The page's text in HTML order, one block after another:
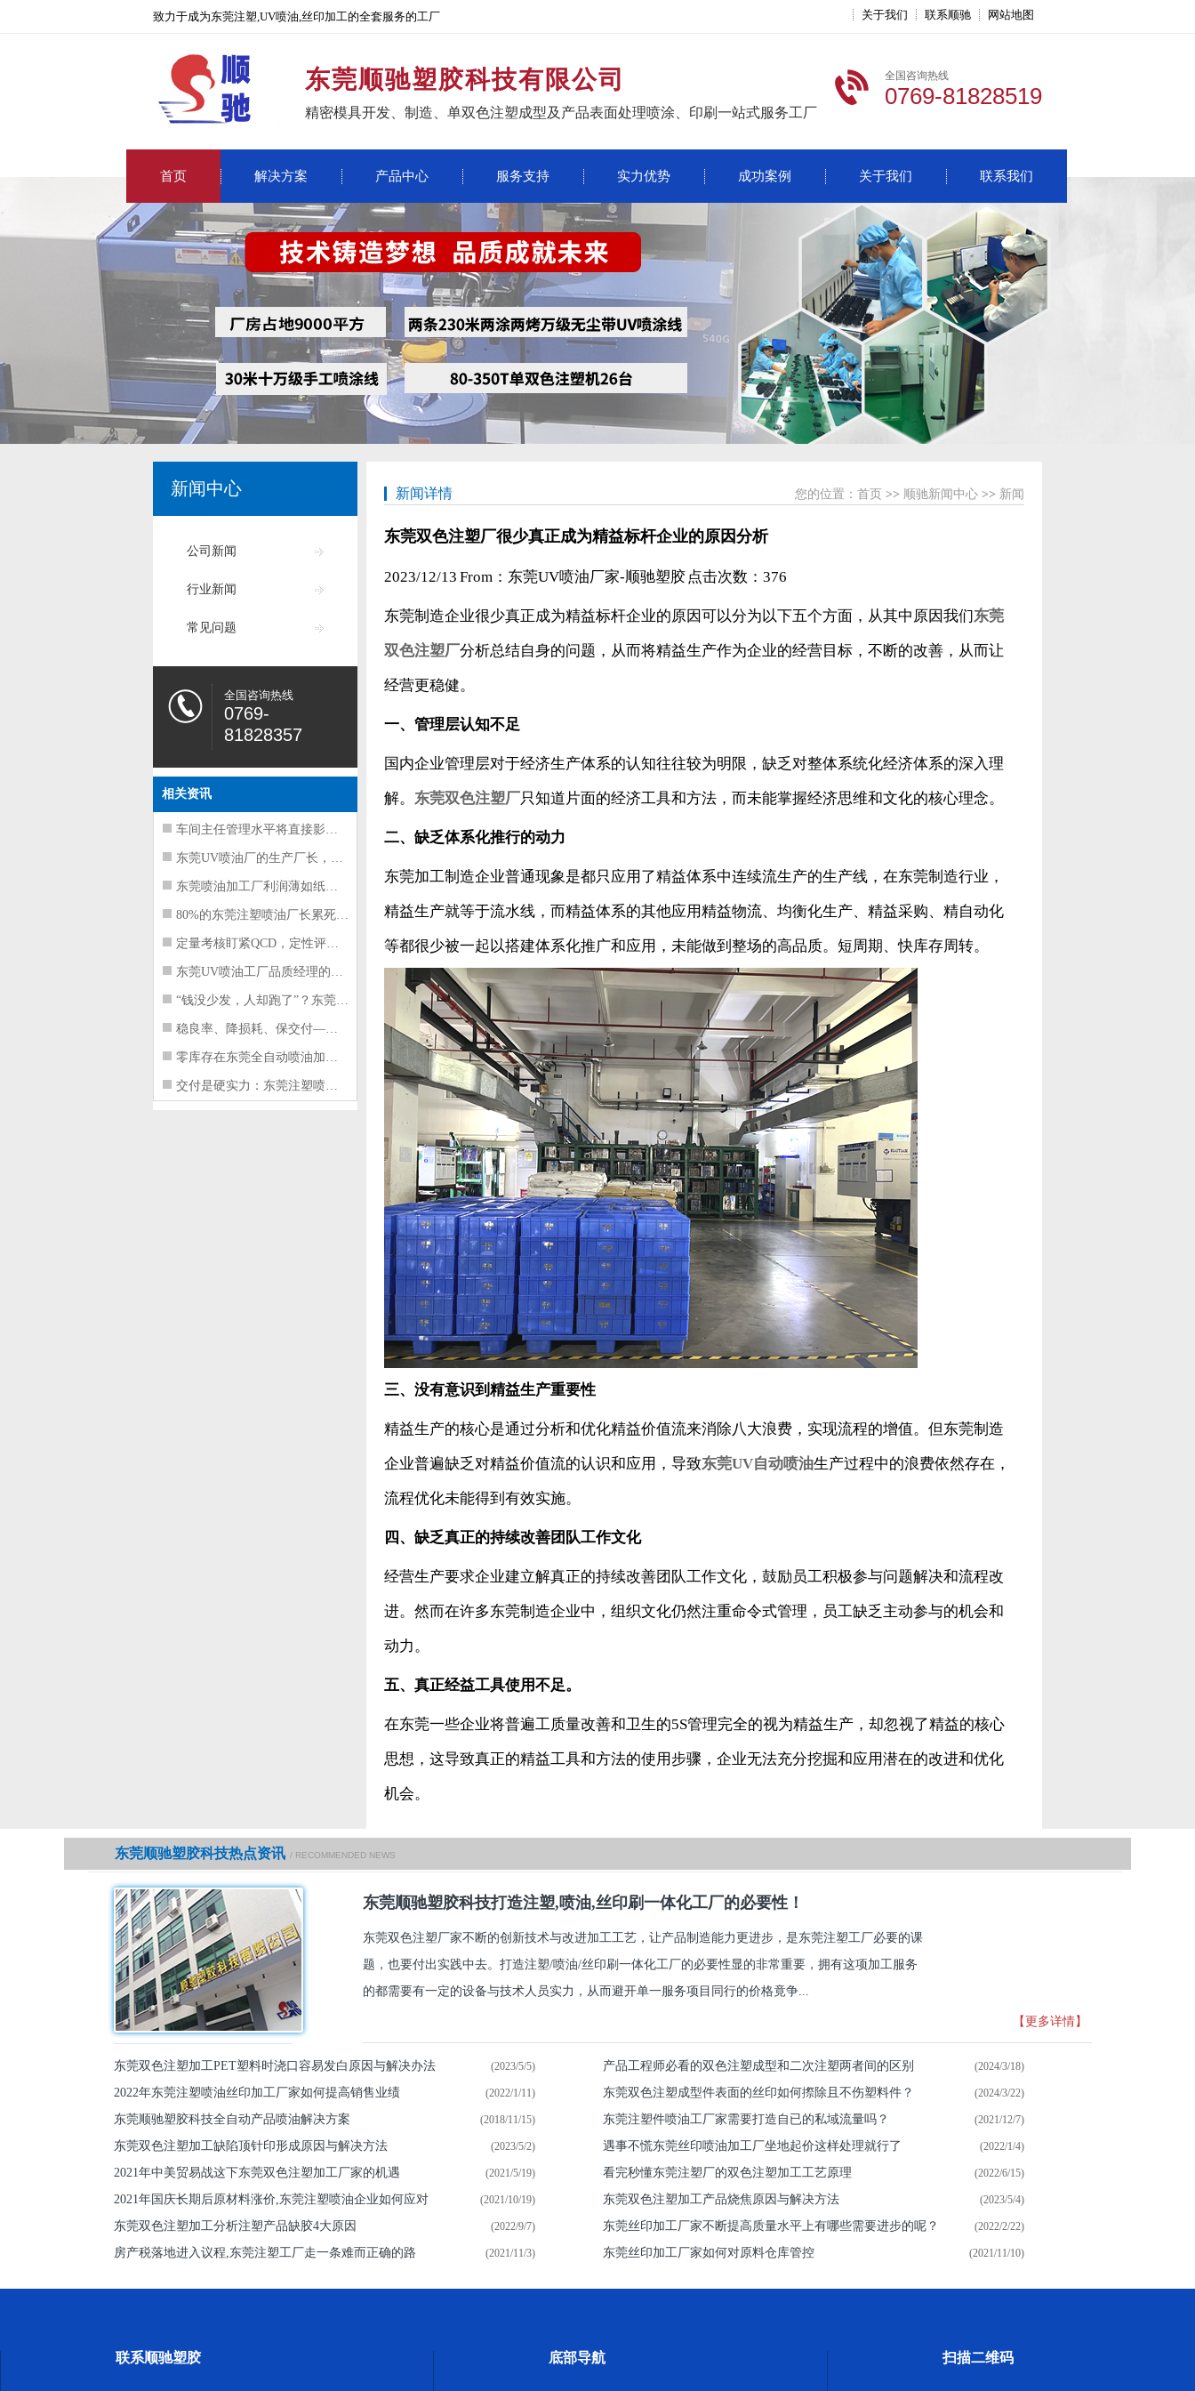
致力于成为东莞注塑,UV喷油,丝印加工的全套服务的工厂 关于我们 联系顺驰 网站地图
东莞顺驰塑胶科技有限公司
精密模具开发、制造、单双色注塑成型及产品表面处理喷涂、印刷一站式服务工厂
全国咨询热线
0769-81828519
首页 解决方案 产品中心 服务支持 实力优势 成功案例 关于我们 联系我们
新闻中心
公司新闻
行业新闻
常见问题
全国咨询热线
0769-
81828357
相关资讯
车间主任管理水平将直接影响东莞注塑件
东莞UV喷油厂的生产厂长，到底在给工
东莞喷油加工厂利润薄如纸？这四项基本
80%的东莞注塑喷油厂长累死累活，利
定量考核盯紧QCD，定性评价看好配合
东莞UV喷油工厂品质经理的四项核心管
“钱没少发，人却跑了”？东莞注塑喷油
稳良率、降损耗、保交付——东莞这家U
零库存在东莞全自动喷油加工厂不可行的
交付是硬实力：东莞注塑喷油厂如何用齐
新闻详情 您的位置： 首页 >> 顺驰新闻中心 >> 新闻
东莞双色注塑厂很少真正成为精益标杆企业的原因分析
2023/12/13 From：东莞UV喷油厂家-顺驰塑胶 点击次数： 376
东莞制造企业很少真正成为精益标杆企业的原因可以分为以下五个方面，从其中原因我们东莞
双色注塑厂分析总结自身的问题，从而将精益生产作为企业的经营目标，不断的改善，从而让
经营更稳健。
一、管理层认知不足
国内企业管理层对于经济生产体系的认知往往较为明限，缺乏对整体系统化经济体系的深入理
解。 东莞双色注塑厂只知道片面的经济工具和方法，而未能掌握经济思维和文化的核心理念。
二、缺乏体系化推行的动力
东莞加工制造企业普通现象是都只应用了精益体系中连续流生产的生产线，在东莞制造行业，
精益生产就等于流水线，而精益体系的其他应用精益物流、均衡化生产、精益采购、精自动化
等都很少被一起以搭建体系化推广和应用，未能做到整场的高品质。短周期、快库存周转。
三、没有意识到精益生产重要性
精益生产的核心是通过分析和优化精益价值流来消除八大浪费，实现流程的增值。但东莞制造
企业普遍缺乏对精益价值流的认识和应用，导致东莞UV自动喷油生产过程中的浪费依然存在，
流程优化未能得到有效实施。
四、缺乏真正的持续改善团队工作文化
经营生产要求企业建立解真正的持续改善团队工作文化，鼓励员工积极参与问题解决和流程改
进。然而在许多东莞制造企业中，组织文化仍然注重命令式管理，员工缺乏主动参与的机会和
动力。
五、真正经益工具使用不足。
在东莞一些企业将普遍工质量改善和卫生的5S管理完全的视为精益生产，却忽视了精益的核心
思想，这导致真正的精益工具和方法的使用步骤，企业无法充分挖掘和应用潜在的改进和优化
机会。
东莞顺驰塑胶科技热点资讯 / RECOMMENDED NEWS
东莞顺驰塑胶科技打造注塑,喷油,丝印刷一体化工厂的必要性！
东莞双色注塑厂家不断的创新技术与改进加工工艺，让产品制造能力更进步，是东莞注塑工厂必要的课
题，也要付出实践中去。打造注塑/喷油/丝印刷一体化工厂的必要性显的非常重要，拥有这项加工服务
的都需要有一定的设备与技术人员实力，从而避开单一服务项目同行的价格竟争...
【更多详情】
(2023/5/5)
东莞双色注塑加工PET塑料时浇口容易发白原因与解决办法 (2024/3/18)
产品工程师必看的双色注塑成型和二次注塑两者间的区别
(2022/1/11)
2022年东莞注塑喷油丝印加工厂家如何提高销售业绩 (2024/3/22)
东莞双色注塑成型件表面的丝印如何摖除且不伤塑料件？
(2018/11/15)
东莞顺驰塑胶科技全自动产品喷油解决方案 (2021/12/7)
东莞注塑件喷油​工厂家需要打造自已的私域流量吗？
(2023/5/2)
东莞双色注塑加工缺陷顶针印形成原因与解决方法 (2022/1/4)
遇事不慌东莞丝印喷油加工厂坐地起价这样处理就行了
(2021/5/19)
2021年中美贸易战这下东莞双色注塑加工厂家的机遇 (2022/6/15)
看完秒懂东莞注塑厂的双色注塑加工工艺原理
(2021/10/19)
2021年国庆长期后原材料涨价,东莞注塑喷油企业如何应对 (2023/5/4)
东莞双色注塑加工产品烧焦原因与解决方法
(2022/9/7)
东莞双色注塑加工分析注塑产品缺胶4大原因 (2022/2/22)
东莞丝印加工厂家不断提高质量水平上有哪些需要进步的呢？
(2021/11/3)
房产税落地进入议程,东莞注塑工厂走一条难而正确的路 (2021/11/10)
东莞丝印加工厂家如何对原料仓库管控
联系顺驰塑胶 底部导航 扫描二维码